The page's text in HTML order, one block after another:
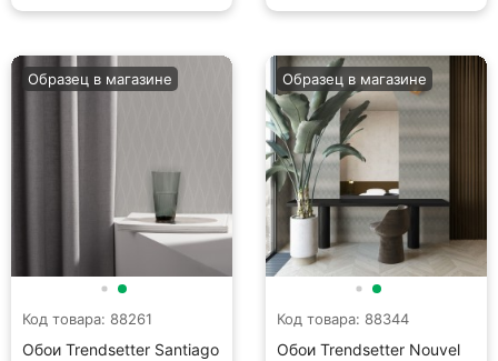
Код товара: 88261
Обои Trendsetter Santiago
Образец в магазине
Код товара: 88344
Обои Trendsetter Nouvel
Образец в магазине